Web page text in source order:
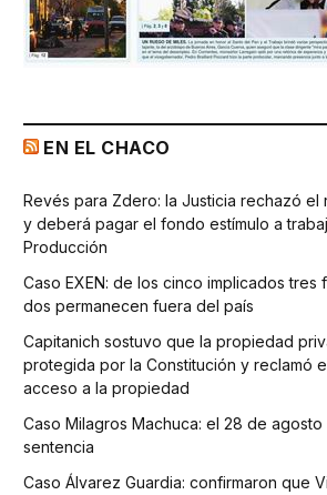
EN EL CHACO
Revés para Zdero: la Justicia rechazó
y deberá pagar el fondo estímulo a
Producción
Caso EXEN: de los cinco implicados
dos permanecen fuera del país
Capitanich sostuvo que la propiedad
protegida por la Constitución y reclamó
acceso a la propiedad
Caso Milagros Machuca: el 28 de
sentencia
Caso Álvarez Guardia: confirmaron que